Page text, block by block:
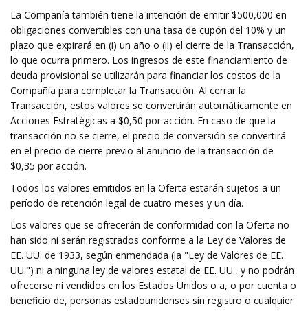
La Compañía también tiene la intención de emitir $500,000 en
obligaciones convertibles con una tasa de cupón del 10% y un
plazo que expirará en (i) un año o (ii) el cierre de la Transacción,
lo que ocurra primero. Los ingresos de este financiamiento de
deuda provisional se utilizarán para financiar los costos de la
Compañía para completar la Transacción. Al cerrar la
Transacción, estos valores se convertirán automáticamente en
Acciones Estratégicas a $0,50 por acción. En caso de que la
transacción no se cierre, el precio de conversión se convertirá
en el precio de cierre previo al anuncio de la transacción de
$0,35 por acción.
Todos los valores emitidos en la Oferta estarán sujetos a un
período de retención legal de cuatro meses y un día.
Los valores que se ofrecerán de conformidad con la Oferta no
han sido ni serán registrados conforme a la Ley de Valores de
EE. UU. de 1933, según enmendada (la "Ley de Valores de EE.
UU.") ni a ninguna ley de valores estatal de EE. UU., y no podrán
ofrecerse ni vendidos en los Estados Unidos o a, o por cuenta o
beneficio de, personas estadounidenses sin registro o cualquier